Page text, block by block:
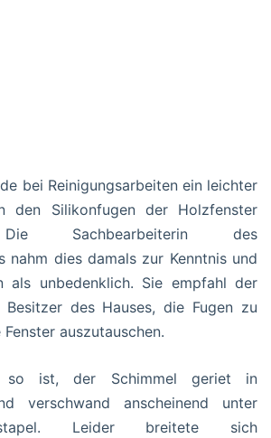
bei Reinigungsarbeiten ein leichter
den Silikonfugen der Holzfenster
Sachbearbeiterin des
nahm dies damals zur Kenntnis und
als unbedenklich. Sie empfahl der
des Hauses, die Fugen zu
auszutauschen.
ist, der Schimmel geriet in
verschwand anscheinend unter
Leider breitete sich